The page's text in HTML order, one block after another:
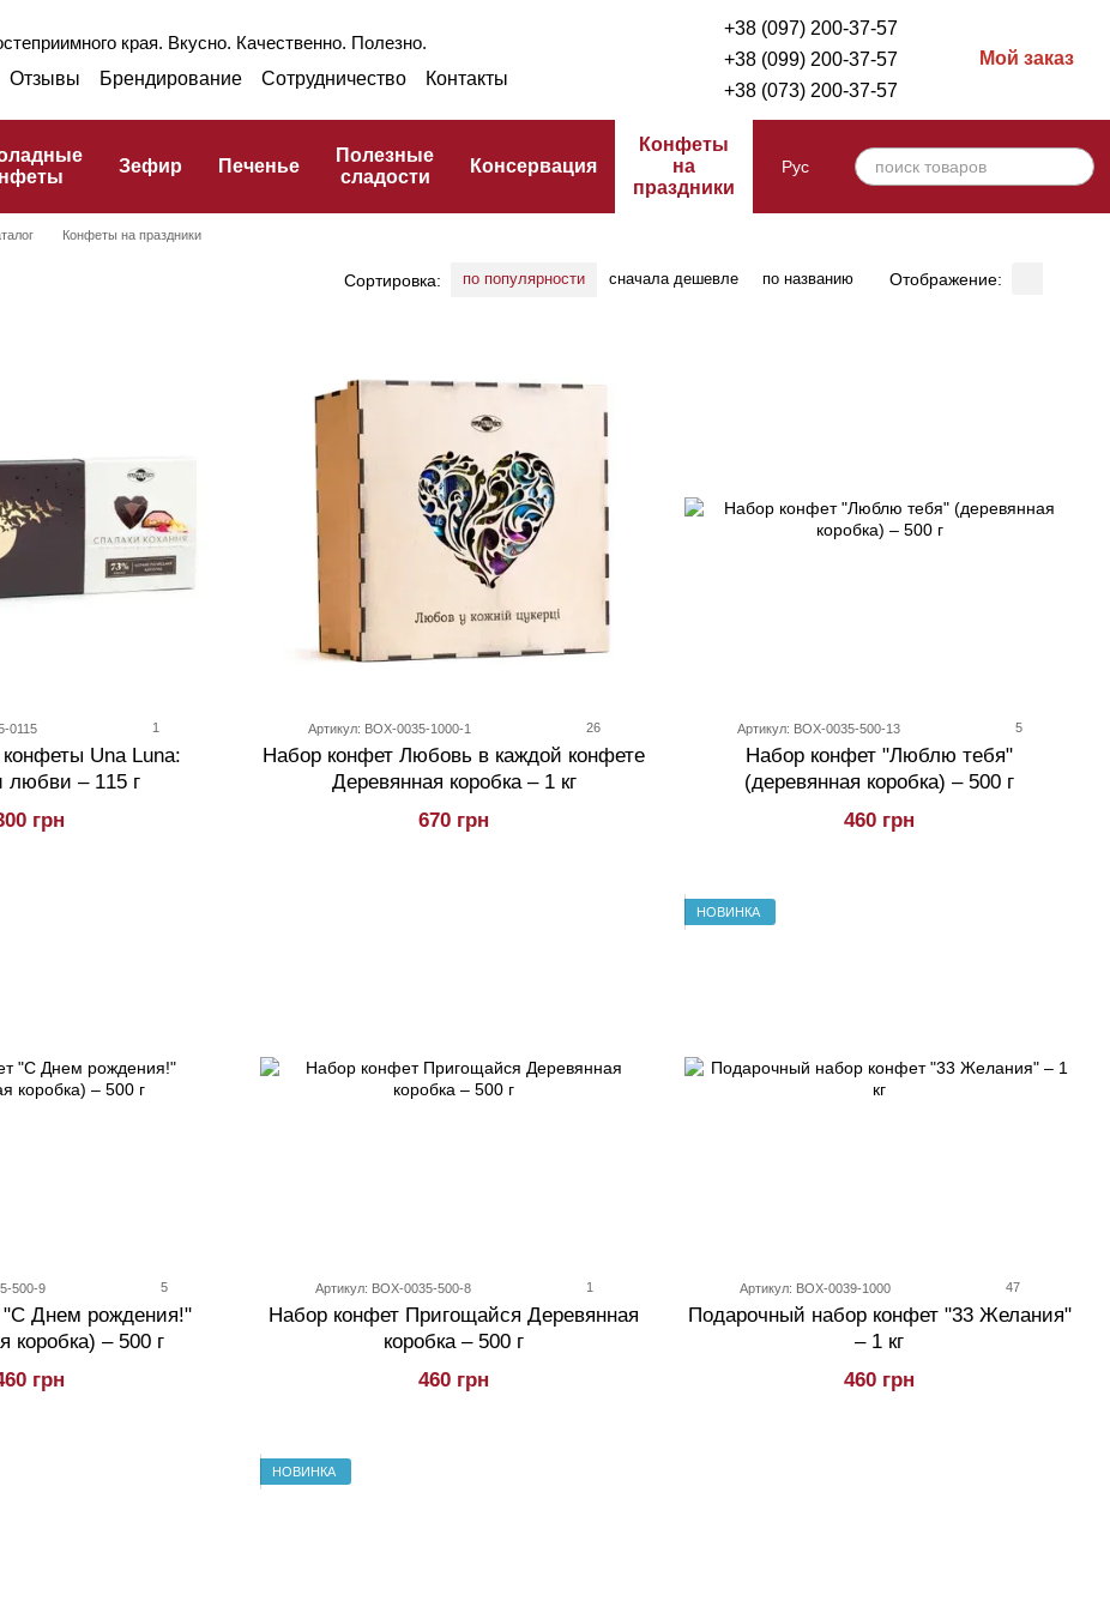
края. Вкусно. Качественно. Полезно.
Отзывы Брендирование Сотрудничество
Контакты
Кулинарный словарь
+38 (097) 200-37-57
+38 (099) 200-37-57
+38 (073) 200-37-57
Мой заказ
Зефир Печенье
Полезные
сладости
Консервация
Конфеты
на
праздники
Рус
Конфеты на праздники
Сортировка: по популярности сначала дешевле по названию Отображение:
0115 1
Una Luna:
любви – 115 г
грн
Артикул: BOX-0035-1000-1 26
Набор конфет Любовь в каждой конфете
Деревянная коробка – 1 кг
670 грн
Артикул: BOX-0035-500-13 5
Набор конфет "Люблю тебя"
(деревянная коробка) – 500 г
460 грн
500-9 5
"С Днем рождения!"
коробка) – 500 г
грн
Артикул: BOX-0035-500-8 1
Набор конфет Пригощайся Деревянная
коробка – 500 г
460 грн
НОВИНКА
Артикул: BOX-0039-1000 47
Подарочный набор конфет "33 Желания"
– 1 кг
460 грн
НОВИНКА